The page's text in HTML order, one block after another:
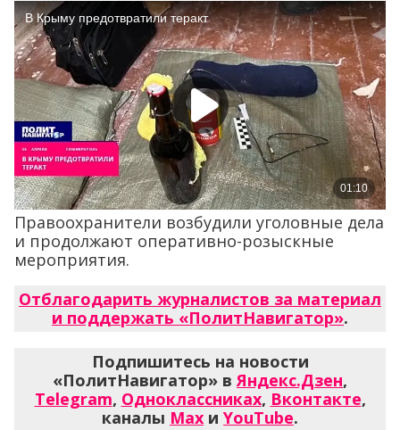
Правоохранители возбудили уголовные дела
и продолжают оперативно-розыскные
мероприятия.
Отблагодарить журналистов за материал
и поддержать «ПолитНавигатор».
Подпишитесь на новости
«ПолитНавигатор» вЯндекс.Дзен,
Telegram, Одноклассниках, Вконтакте,
каналы Max и YouTube.